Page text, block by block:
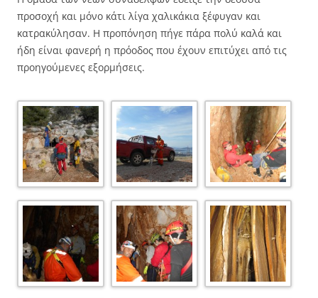
προσοχή και μόνο κάτι λίγα χαλικάκια ξέφυγαν και
κατρακύλησαν. Η προπόνηση πήγε πάρα πολύ καλά και
ήδη είναι φανερή η πρόοδος που έχουν επιτύχει από τις
προηγούμενες εξορμήσεις.